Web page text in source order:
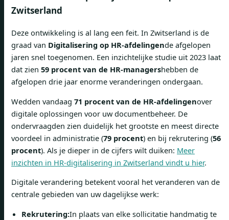
Zwitserland
Deze ontwikkeling is al lang een feit. In Zwitserland is de
graad van Digitalisering op HR-afdelingende afgelopen
jaren snel toegenomen. Een inzichtelijke studie uit 2023 laat
dat zien 59 procent van de HR-managershebben de
afgelopen drie jaar enorme veranderingen ondergaan.
Wedden vandaag 71 procent van de HR-afdelingenover
digitale oplossingen voor uw documentbeheer. De
ondervraagden zien duidelijk het grootste en meest directe
voordeel in administratie (79 procent) en bij rekrutering (56
procent). Als je dieper in de cijfers wilt duiken: Meer
inzichten in HR-digitalisering in Zwitserland vindt u hier.
Digitale verandering betekent vooral het veranderen van de
centrale gebieden van uw dagelijkse werk:
Rekrutering:In plaats van elke sollicitatie handmatig te